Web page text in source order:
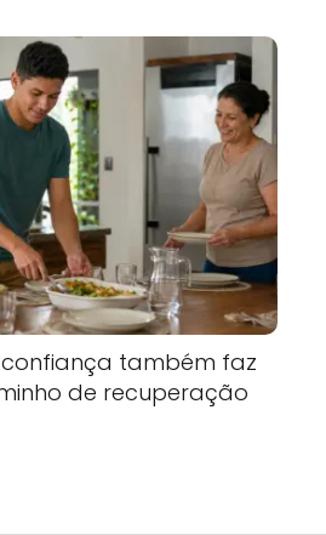
confiança também faz
de recuperação